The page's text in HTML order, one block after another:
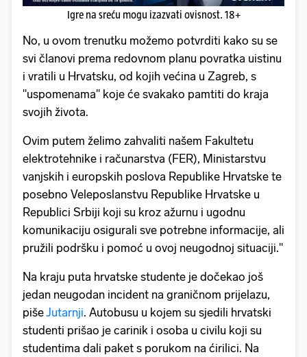
Igre na sreću mogu izazvati ovisnost. 18+
No, u ovom trenutku možemo potvrditi kako su se
svi članovi prema redovnom planu povratka uistinu
i vratili u Hrvatsku, od kojih većina u Zagreb, s
"uspomenama" koje će svakako pamtiti do kraja
svojih života.
Ovim putem želimo zahvaliti našem Fakultetu
elektrotehnike i računarstva (FER), Ministarstvu
vanjskih i europskih poslova Republike Hrvatske te
posebno Veleposlanstvu Republike Hrvatske u
Republici Srbiji koji su kroz ažurnu i ugodnu
komunikaciju osigurali sve potrebne informacije, ali
pružili podršku i pomoć u ovoj neugodnoj situaciji."
Na kraju puta hrvatske studente je dočekao još
jedan neugodan incident na graničnom prijelazu,
pišeJutarnji. Autobusu u kojem su sjedili hrvatski
studenti prišao je carinik i osoba u civilu koji su
studentima dali paket s porukom na ćirilici. Na